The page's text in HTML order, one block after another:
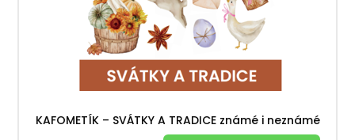
KAFOMETÍK – SVÁTKY A TRADICE známé i neznámé